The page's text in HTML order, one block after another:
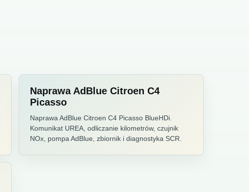
Naprawa AdBlue Citroen C4
Picasso
Naprawa AdBlue Citroen C4 Picasso BlueHDi.
Komunikat UREA, odliczanie kilometrów, czujnik
NOx, pompa AdBlue, zbiornik i diagnostyka SCR.